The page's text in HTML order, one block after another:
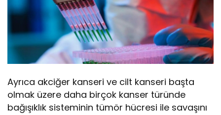
Ayrıca akciğer kanseri ve cilt kanseri başta
olmak üzere daha birçok kanser türünde
bağışıklık sisteminin tümör hücresi ile savaşını